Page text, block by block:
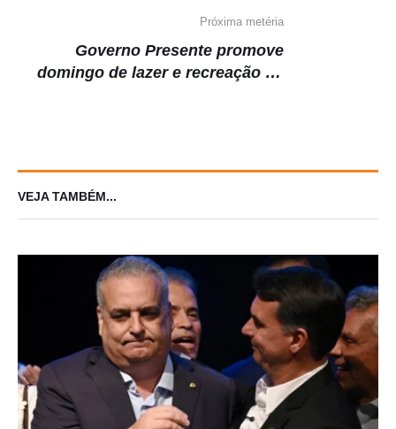
Próxima metéria
Governo Presente promove
domingo de lazer e recreação na
VEJA TAMBÉM...